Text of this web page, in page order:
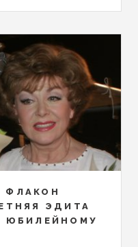
ФЛАКОН
ЭДИТА
ЮБИЛЕЙНОМУ